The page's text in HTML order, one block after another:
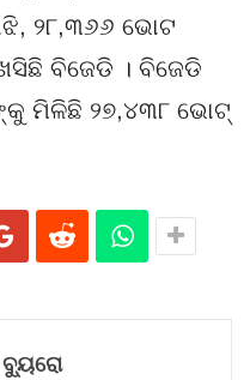
୨୮,୩୬୬ ଭୋଟ
ବିଜେଡି । ବିଜେଡି
ମିଳିଛି ୨୭,୪୩୮ ଭୋଟ୍
ବ୍ୟୁରୋ